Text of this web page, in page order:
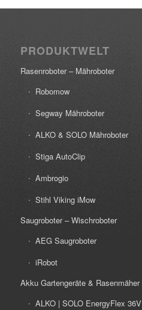
PRODUKTWELT
Rasenroboter – Mähroboter
Robomow
Segway Mähroboter
ALKO & SOLO Mähroboter
Stiga AutoClip
Ambrogio
Stihl Viking iMow
Saugroboter – Wischroboter
AEG Saugroboter
iRobot
Akku Gartengeräte & Rasenmäher
ALKO | SOLO EnergyFlex 36V